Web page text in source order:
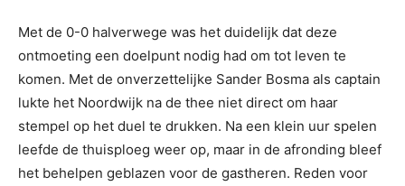
Met de 0-0 halverwege was het duidelijk dat deze
ontmoeting een doelpunt nodig had om tot leven te
komen. Met de onverzettelijke Sander Bosma als captain
lukte het Noordwijk na de thee niet direct om haar
stempel op het duel te drukken. Na een klein uur spelen
leefde de thuisploeg weer op, maar in de afronding bleef
het behelpen geblazen voor de gastheren. Reden voor